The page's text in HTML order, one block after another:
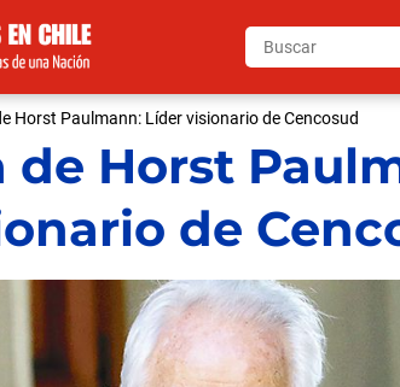
Horst Paulmann: Líder visionario de Cencosud
de Horst
de